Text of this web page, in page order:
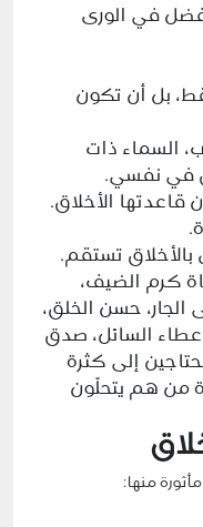
يفضل في الورى
بل أن تكون
السماء ذات
في نفسي.
الأخلاق.
تستقم.
كرم الضيف،
حسن الخلق،
إعطاء السائل، صدق
إلى كثرة
من هم يتحلّون
منها: